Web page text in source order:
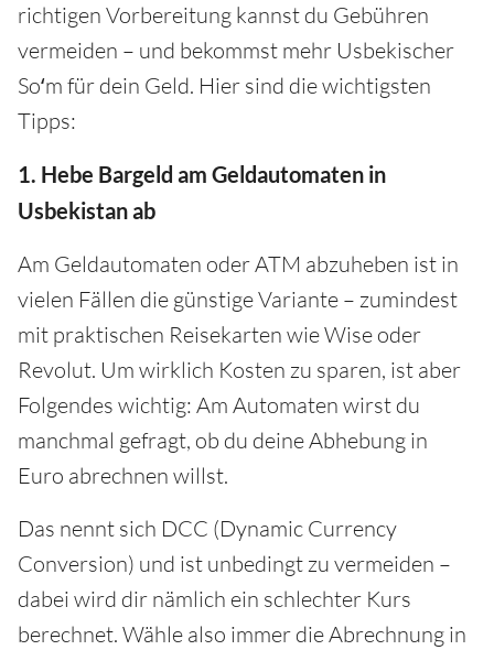
richtigen Vorbereitung kannst du Gebühren
vermeiden – und bekommst mehr Usbekischer
Soʻm für dein Geld. Hier sind die wichtigsten
Tipps:
1. Hebe Bargeld am Geldautomaten in
Usbekistan ab
Am Geldautomaten oder ATM abzuheben ist in
vielen Fällen die günstige Variante – zumindest
mit praktischen Reisekarten wie Wise oder
Revolut. Um wirklich Kosten zu sparen, ist aber
Folgendes wichtig: Am Automaten wirst du
manchmal gefragt, ob du deine Abhebung in
Euro abrechnen willst.
Das nennt sich DCC (Dynamic Currency
Conversion) und ist unbedingt zu vermeiden –
dabei wird dir nämlich ein schlechter Kurs
berechnet. Wähle also immer die Abrechnung in